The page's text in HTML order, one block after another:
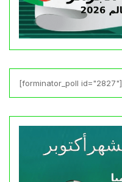
[forminator_poll id="2827"]